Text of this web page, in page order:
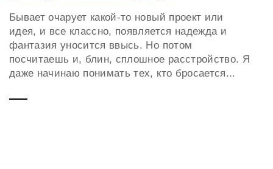
Бывает очарует какой-то новый проект или
идея, и все классно, появляется надежда и
фантазия уносится ввысь. Но потом
посчитаешь и, блин, сплошное расстройство. Я
даже начинаю понимать тех, кто бросается...